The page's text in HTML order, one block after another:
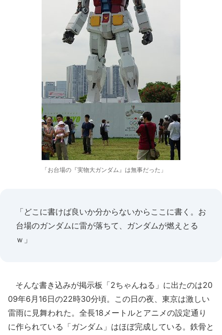
「お台場の『実物大ガンダム』は無事だった」
「どこに書けば良いか分からないからここに書く。お
台場のガンダムに雷が落ちて、ガンダムが燃えとる
ｗ」
そんな書き込みが掲示板「2ちゃんねる」に出たのは20
09年6月16日の22時30分頃。この日の夜、東京は激しい
雷雨に見舞われた。全長18メートルとアニメの設定通り
に作られている「ガンダム」はほぼ完成している。鉄骨と